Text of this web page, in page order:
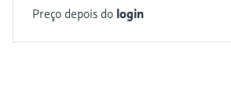
Preço depois do login